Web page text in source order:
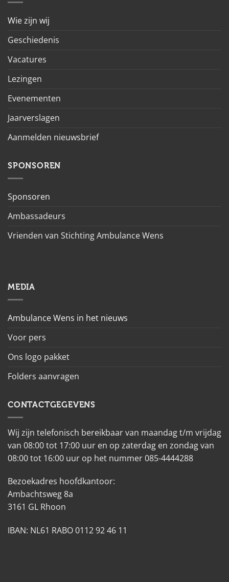
Wie zijn wij
Geschiedenis
Vacatures
Lezingen
Evenementen
Jaarverslagen
Aanmelden nieuwsbrief
SPONSOREN
Sponsoren
Ambassadeurs
Vrienden van Stichting Ambulance Wens
MEDIA
Ambulance Wens in het nieuws
Voor pers
Ons logo pakket
Folders aanvragen
CONTACTGEGEVENS
Wij zijn telefonisch bereikbaar van maandag t/m vrijdag
van 08:00 tot 17:00 uur en op zaterdag en zondag van
08:00 tot 16:00 uur op het nummer 085-4444288
Bezoekadres hoofdkantoor:
Ambachtsweg 8a
3161 GL Rhoon
IBAN: NL61 RABO 0112 92 46 11